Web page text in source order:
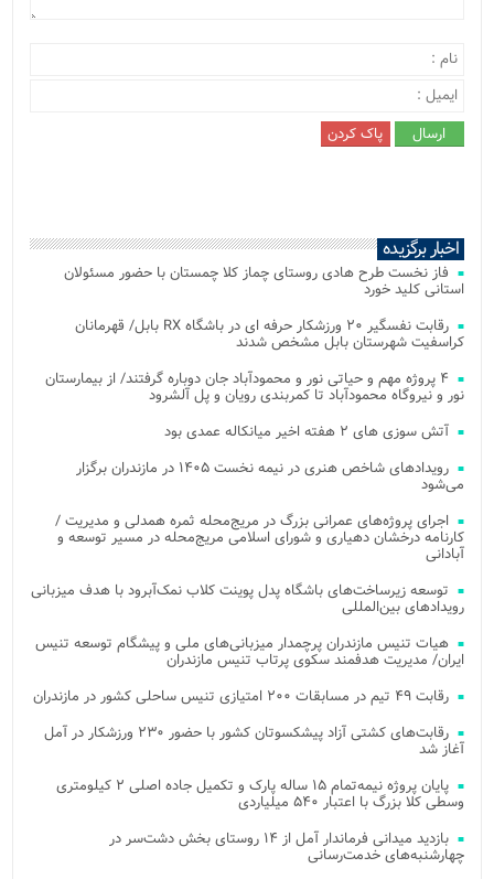
اخبار برگزیده
فاز نخست طرح هادی روستای چماز کلا چمستان با حضور مسئولان
استانی کلید خورد
رقابت نفسگیر ۲۰ ورزشکار حرفه ای در باشگاه RX بابل/ قهرمانان
کراسفیت شهرستان بابل مشخص شدند
۴ پروژه مهم و حیاتی نور و محمودآباد جان دوباره گرفتند/ از بیمارستان
نور و نیروگاه محمودآباد تا کمربندی رویان و پل آلشرود
آتش‌ سوزی‌ های ۲ هفته اخیر میانکاله عمدی بود
رویدادهای شاخص هنری در نیمه نخست ۱۴۰۵ در مازندران برگزار
می‌شود
اجرای پروژه‌های عمرانی بزرگ در مریج‌محله ثمره همدلی و مدیریت /
کارنامه درخشان دهیاری و شورای اسلامی مریج‌محله در مسیر توسعه و
آبادانی
توسعه زیرساخت‌های باشگاه پدل پوینت کلاب نمک‌آبرود با هدف میزبانی
رویدادهای بین‌المللی
هیات تنیس مازندران پرچمدار میزبانی‌های ملی و پیشگام توسعه تنیس
ایران/ مدیریت هدفمند سکوی پرتاب تنیس مازندران
رقابت ۴۹ تیم در مسابقات ۲۰۰ امتیازی تنیس ساحلی کشور در مازندران
رقابت‌های کشتی آزاد پیشکسوتان کشور با حضور ۲۳۰ ورزشکار در آمل
آغاز شد
پایان پروژه نیمه‌تمام ۱۵ ساله پارک و تکمیل جاده اصلی ۲ کیلومتری
وسطی کلا بزرگ با اعتبار ۵۴۰ میلیاردی
بازدید میدانی فرماندار آمل از ۱۴ روستای بخش دشت‌سر در
چهارشنبه‌های خدمت‌رسانی